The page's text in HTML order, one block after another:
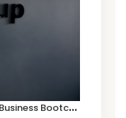
T
imișoara ajunge la Vodafone Business Bootcamp prin Marius Cermian de la Armour România